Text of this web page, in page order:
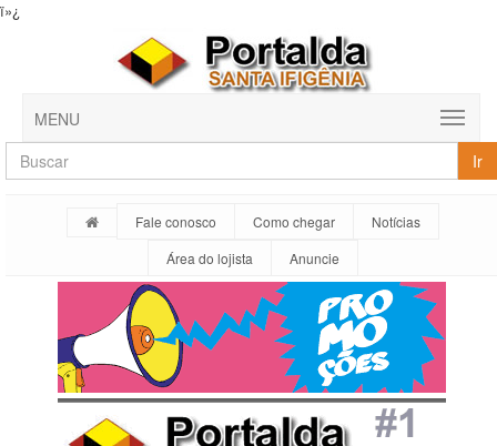
ï»¿
MENU
Ir
Fale conosco Como chegar
Notícias
Área do lojista
Anuncie